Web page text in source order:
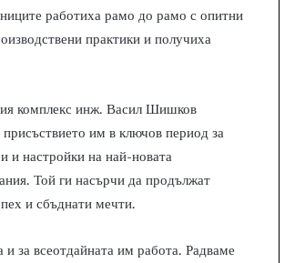
работиха рамо до рамо с опитни
практики и получиха
комплекс инж. Васил Шишков
им в ключов период за
и настройки на най-новата
Той ги насърчи да продължат
и сбъднати мечти.
за всеотдайната им работа. Радваме